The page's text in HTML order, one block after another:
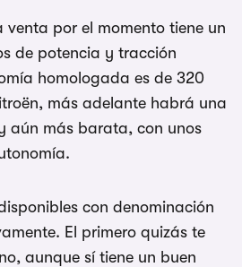
venta por el momento tiene un
de potencia y tracción
homologada es de 320
más adelante habrá una
aún más barata, con unos
con denominación
El primero quizás te
aunque sí tiene un buen